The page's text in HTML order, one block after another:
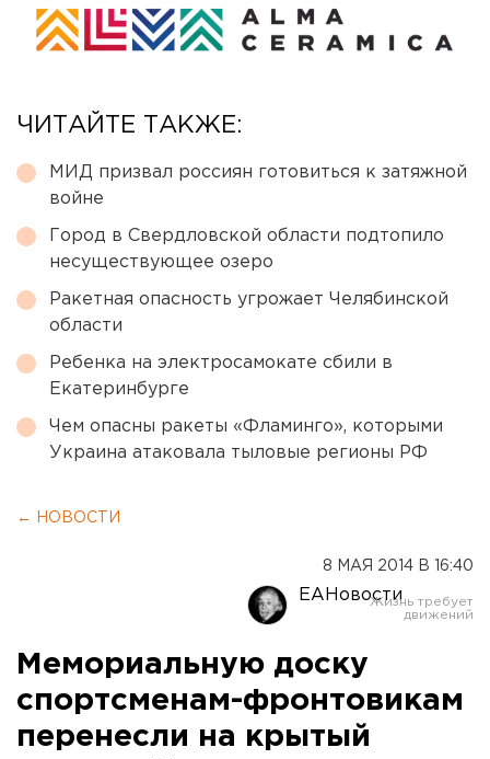
ЧИТАЙТЕ ТАКЖЕ:
МИД призвал россиян готовиться к затяжной
войне
Город в Свердловской области подтопило
несуществующее озеро
Ракетная опасность угрожает Челябинской
области
Ребенка на электросамокате сбили в
Екатеринбурге
Чем опасны ракеты «Фламинго», которыми
Украина атаковала тыловые регионы РФ
← НОВОСТИ
8 МАЯ 2014 В 16:40
ЕАНовости
Мемориальную доску
спортсменам-фронтовикам
перенесли на крытый